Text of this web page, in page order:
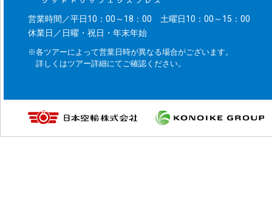
営業時間／平日10：00～18：00 土曜日10：00～15：00
休業日／日曜・祝日・年末年始
※各ツアーによって営業日時が異なる場合がございます。
詳しくはツアー詳細にてご確認ください。